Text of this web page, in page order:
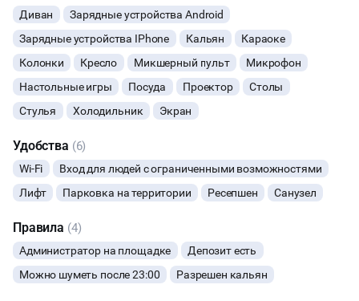
Диван
Зарядные устройства Android
Зарядные устройства IPhone
Кальян
Караоке
Колонки
Кресло Микшерный пульт
Микрофон
Настольные игры
Посуда Проектор
Столы
Стулья
Холодильник Экран
Удобства (6)
Wi-Fi
Вход для людей с ограниченными возможностями
Лифт
Парковка на территории Ресепшен Санузел
Правила (4)
Администратор на площадке
Депозит есть
Можно шуметь после 23:00
Разрешен кальян
СВАДЬБЫ
КОРПОРАТИВЫ
ДЕЛОВЫЕ МЕРОПРИЯТИЯ
КВАРТИРНИКИ
ФОТОСЕССИИ
ЮБИЛЕЙ
ВЫПУСКНЫЕ
ДАННЫЙ ЛОФТ СЕЙЧАС НЕ АКТИВЕН
ОСТАВИТЬ ЗАЯВКУ
Вы можете отменить заявку в любой момент, это бесплатно
или поменять параметры с нашим менеджером после того, как
🔥 8 человек интересовались этой площадкой сегодня